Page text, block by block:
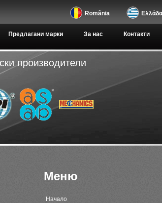
România Ελλάδα
Предлагани марки За нас Контакти
производители
Меню
Начало